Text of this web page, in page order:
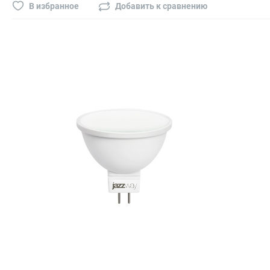
Электроды, сварочная техника
Электроды сварочные
Инверторы, сварочная техника
Маски сварщика
В избранное Добавить к сравнению